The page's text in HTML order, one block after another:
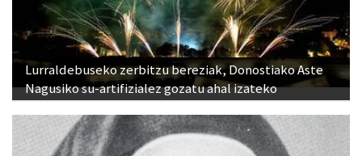
Lurraldebuseko zerbitzu bereziak, Donostiako Aste
Nagusiko su-artifizialez gozatu ahal izateko